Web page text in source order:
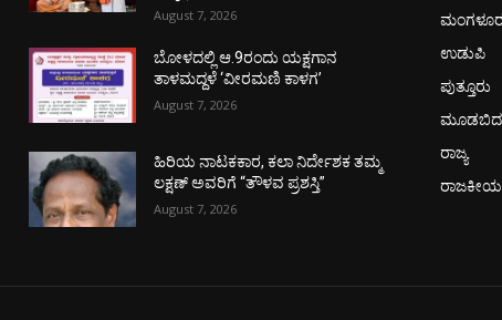
August 7, 2026
ಬೋಳದಲ್ಲಿ ಆ.9ರಂದು ಯಕ್ಷಗಾನ
ತಾಳಮದ್ದಳೆ ‘ವೀರಮಣಿ ಕಾಳಗ’
August 7, 2026
ಹಿರಿಯ ನಾಟಕಕಾರ, ಕಲಾ ನಿರ್ದೇಶಕ ತಮ್ಮ
ಲಕ್ಷಣ್ ಅವರಿಗೆ “ತೌಳವ ಪ್ರಶಸ್ತಿ”
August 7, 2026
ಉಡುಪಿ
ಪುತ್ತೂರು
ರಾಜ್ಯ
ರಾಜಕೀಯ